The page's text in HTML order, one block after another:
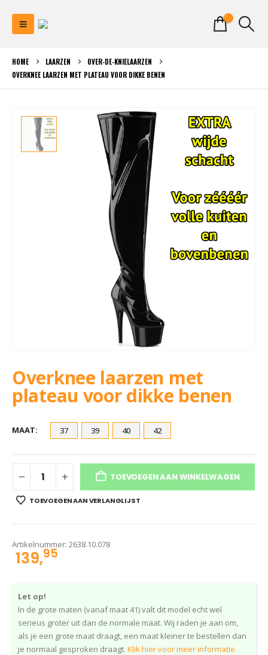
HOME LAARZEN
OVER-DE-KNIELAARZEN
OVERKNEE LAARZEN MET PLATEAU VOOR DIKKE BENEN
Overknee laarzen met
plateau voor dikke benen
MAAT 37 39 40 42
TOEVOEGEN AAN WINKELWAGEN
TOEVOEGEN AAN VERLANGLIJST
Artikelnummer: 2638.10.078
139,95
Let op!
In de grote maten (vanaf maat 41) valt dit model echt wel
serieus groter uit dan de normale maat. Wij raden je aan om,
als je een grote maat draagt, een maat kleiner te bestellen dan
je normaal gesproken draagt. Klik hier voor meer informatie.